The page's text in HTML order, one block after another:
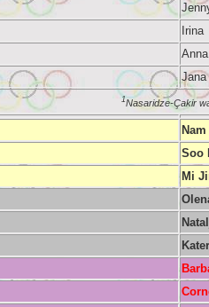
Irina
Anna
Jana
1Nasaridze-Çakir
Soo
Mi